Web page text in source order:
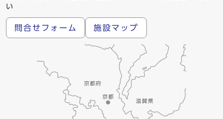
い
問合せフォーム 施設マップ